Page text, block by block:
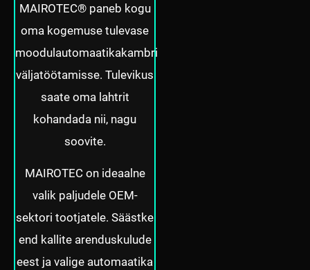
MAIROTEC® paneb kogu
oma kogemuse tulevase
moodulautomaatikakambri
väljatöötamisse.Tulevikus
saate oma lahtrit
kohandada nii, nagu
soovite.
MAIROTEC on ideaalne
valik paljudele OEM-
sektori tootjatele. Säästke
end kallite arenduskulude
eest ja valige automaatika